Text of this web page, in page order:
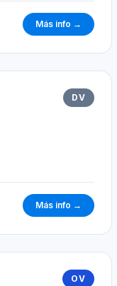
DV
Más info →
Más info →
OV